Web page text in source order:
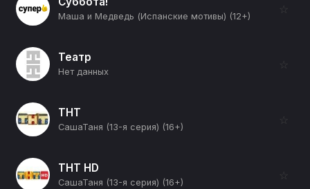
Маша и Медведь (Испанские мотивы) (12+)
☆
Театр
Нет данных
☆
ТНТ
СашаТаня (13-я серия) (16+)
☆
ТНТ HD
СашаТаня (13-я серия) (16+)
☆